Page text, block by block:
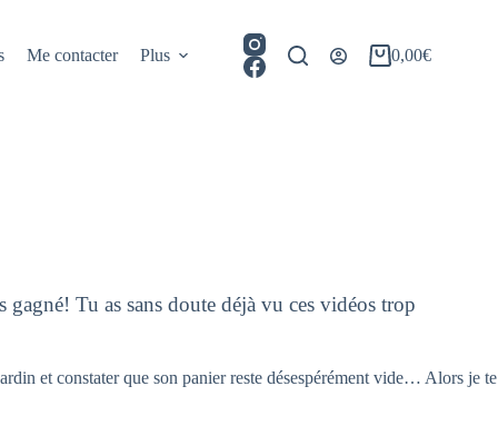
Me contacter Plus
Panier
0,00€
Tu as sans doute déjà vu ces vidéos trop
et constater que son panier reste désespérément vide… Alors je te